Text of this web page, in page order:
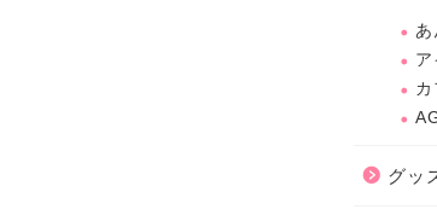
あ
カ
グッ